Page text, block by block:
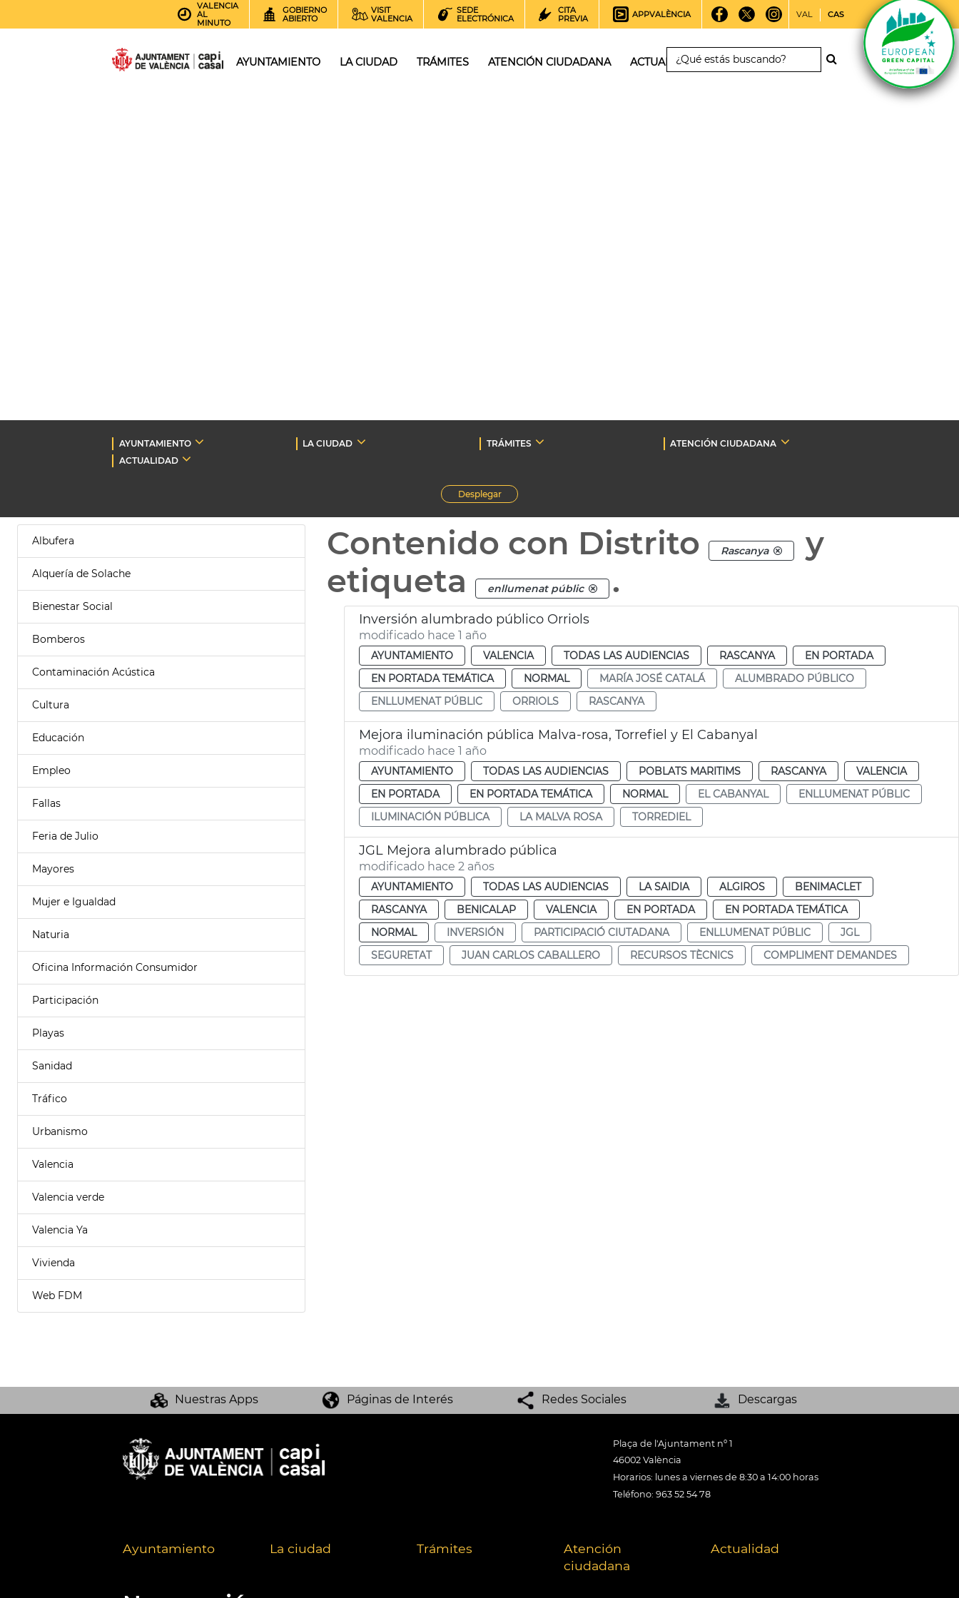
VALENCIA
AL
MINUTO
GOBIERNO
ABIERTO
VISIT
VALENCIA
SEDE
ELECTRÓNICA
CITA
PREVIA
APPVALÈNCIA VAL CAS
AYUNTAMIENTO LA CIUDAD TRÁMITES ATENCIÓN CIUDADANA ACTUALIDAD
AYUNTAMIENTO LA CIUDAD TRÁMITES
ATENCIÓN CIUDADANA
ACTUALIDAD
Desplegar
Albufera
Alquería de Solache
Bienestar Social
Bomberos
Contaminación Acústica
Cultura
Educación
Empleo
Fallas
Feria de Julio
Mayores
Mujer e Igualdad
Naturia
Oficina Información Consumidor
Participación
Playas
Sanidad
Tráfico
Urbanismo
Valencia
Valencia verde
Valencia Ya
Vivienda
Web FDM
Contenido con Distrito Rascanya
y
etiqueta
enllumenat públic .
Inversión alumbrado público Orriols
modificado hace 1 año
AYUNTAMIENTO VALENCIA TODAS LAS AUDIENCIAS RASCANYA
EN PORTADA
EN PORTADA TEMÁTICA
NORMAL MARÍA JOSÉ CATALÁ
ALUMBRADO PÚBLICO
ENLLUMENAT PÚBLIC
ORRIOLS RASCANYA
Mejora iluminación pública Malva-rosa, Torrefiel y El Cabanyal
modificado hace 1 año
AYUNTAMIENTO TODAS LAS AUDIENCIAS POBLATS MARITIMS RASCANYA
VALENCIA
EN PORTADA
EN PORTADA TEMÁTICA NORMAL EL CABANYAL
ENLLUMENAT PÚBLIC
ILUMINACIÓN PÚBLICA
LA MALVA ROSA TORREDIEL
JGL Mejora alumbrado pública
modificado hace 2 años
AYUNTAMIENTO TODAS LAS AUDIENCIAS LA SAIDIA ALGIROS
BENIMACLET
RASCANYA
BENICALAP VALENCIA EN PORTADA
EN PORTADA TEMÁTICA
NORMAL
INVERSIÓN PARTICIPACIÓ CIUTADANA ENLLUMENAT PÚBLIC
JGL
SEGURETAT
JUAN CARLOS CABALLERO RECURSOS TÈCNICS COMPLIMENT DEMANDES
Nuestras Apps Páginas de Interés Redes Sociales Descargas
Plaça de l'Ajuntament nº 1
46002 València
Horarios: lunes a viernes de 8:30 a 14:00 horas
Teléfono: 963 52 54 78
Ayuntamiento La ciudad Trámites
Atención
ciudadana
Actualidad